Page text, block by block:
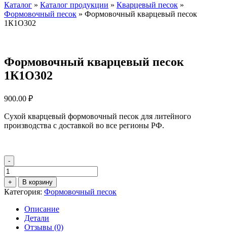
Каталог » Каталог продукции » Кварцевый песок »
Формовочный песок » Формовочный кварцевый песок
1К1О302
Формовочный кварцевый песок
1К1О302
900.00 ₽
Сухой кварцевый формовочный песок для литейного
производства с доставкой во все регионы РФ.
-
Количество
товара
Формовочный
кварцевый
песок
1К1О302
+ В корзину
Категория: Формовочный песок
Описание
Детали
Отзывы (0)